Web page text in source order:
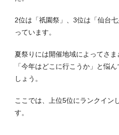
2位は「祇園祭」、3位は「仙台
っています。
夏祭りには開催地域によってさま
「今年はどこに行こうか」と悩
しょう。
ここでは、上位5位にランクイン
す。